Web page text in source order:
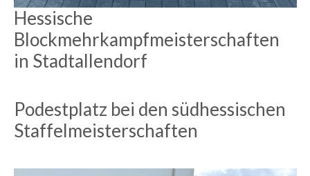
Hessische
Blockmehrkampfmeisterschaften
in Stadtallendorf
Podestplatz bei den südhessischen
Staffelmeisterschaften